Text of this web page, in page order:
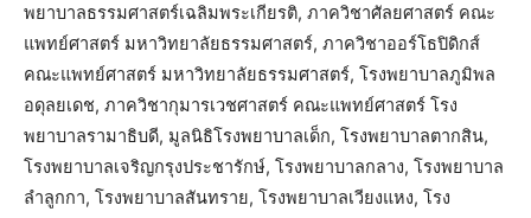
พยาบาลธรรมศาสตร์เฉลิมพระเกียรติ, ภาควิชาศัลยศาสตร์ คณะ
แพทย์ศาสตร์ มหาวิทยาลัยธรรมศาสตร์, ภาควิชาออร์โธปิดิกส์
คณะแพทย์ศาสตร์ มหาวิทยาลัยธรรมศาสตร์, โรงพยาบาลภูมิพล
อดุลยเดช, ภาควิชากุมารเวชศาสตร์ คณะแพทย์ศาสตร์ โรง
พยาบาลรามาธิบดี, มูลนิธิโรงพยาบาลเด็ก, โรงพยาบาลตากสิน,
โรงพยาบาลเจริญกรุงประชารักษ์, โรงพยาบาลกลาง, โรงพยาบาล
ลำลูกกา, โรงพยาบาลสันทราย, โรงพยาบาลเวียงแหง, โรง